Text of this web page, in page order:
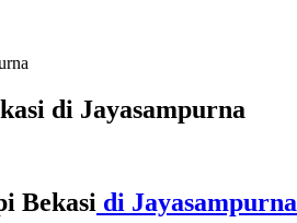
di Jayasampurna
Bekasi di Jayasampurna